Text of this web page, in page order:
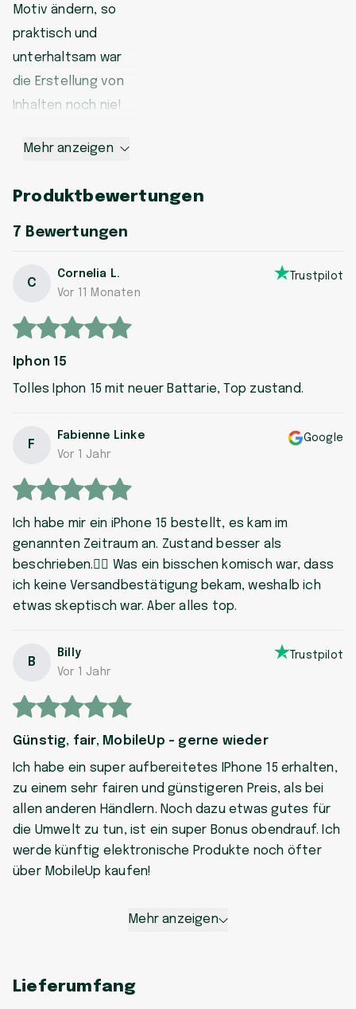
Motiv ändern, so
praktisch und
unterhaltsam war
die Erstellung von
Inhalten noch nie!
Mehr anzeigen
Produktbewertungen
7 Bewertungen
C
Cornelia L.
Vor 11 Monaten
Trustpilot
Iphon 15
Tolles Iphon 15 mit neuer Battarie, Top zustand.
F
Fabienne Linke
Vor 1 Jahr
Google
Ich habe mir ein iPhone 15 bestellt, es kam im
genannten Zeitraum an. Zustand besser als
beschrieben.👍🏼 Was ein bisschen komisch war, dass
ich keine Versandbestätigung bekam, weshalb ich
etwas skeptisch war. Aber alles top.
B
Billy
Vor 1 Jahr
Trustpilot
Günstig, fair, MobileUp - gerne wieder
Ich habe ein super aufbereitetes IPhone 15 erhalten,
zu einem sehr fairen und günstigeren Preis, als bei
allen anderen Händlern. Noch dazu etwas gutes für
die Umwelt zu tun, ist ein super Bonus obendrauf. Ich
werde künftig elektronische Produkte noch öfter
über MobileUp kaufen!
Mehr anzeigen
Lieferumfang